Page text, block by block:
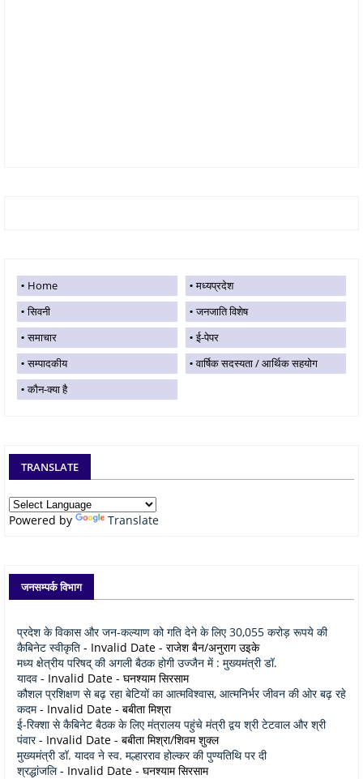
Home
मध्यप्रदेश
सिवनी
जनजाति विशेष
समाचार
ई-पेपर
सम्पादकीय
वार्षिक सदस्यता / आर्थिक सहयोग
कौन-क्या है
TRANSLATE
Powered by Translate
जनसम्पर्क विभाग
प्रदेश के विकास और जन-कल्याण को गति देने के लिए 30,055 करोड़ रूपये की
कैबिनेट स्वीकृति - Invalid Date - राजेश बैन/अनुराग उइके
मध्य क्षेत्रीय परिषद् की अगली बैठक होगी उज्जैन में : मुख्यमंत्री डॉ.
यादव - Invalid Date - घनश्याम सिरसाम
कौशल प्रशिक्षण से बढ़ रहा बेटियों का आत्मविश्वास, आत्मनिर्भर जीवन की ओर बढ़ रहे
कदम- Invalid Date - बबीता मिश्रा
ई-रिक्शा से कैबिनेट बैठक के लिए मंत्रालय पहुंचे मंत्री द्वय श्री टेटवाल और श्री
पंवार- Invalid Date - बबीता मिश्रा/शिवम शुक्ल
मुख्यमंत्री डॉ. यादव ने स्व. मल्हारराव होल्कर की पुण्यतिथि पर दी
श्रद्धांजलि- Invalid Date - घनश्याम सिरसाम